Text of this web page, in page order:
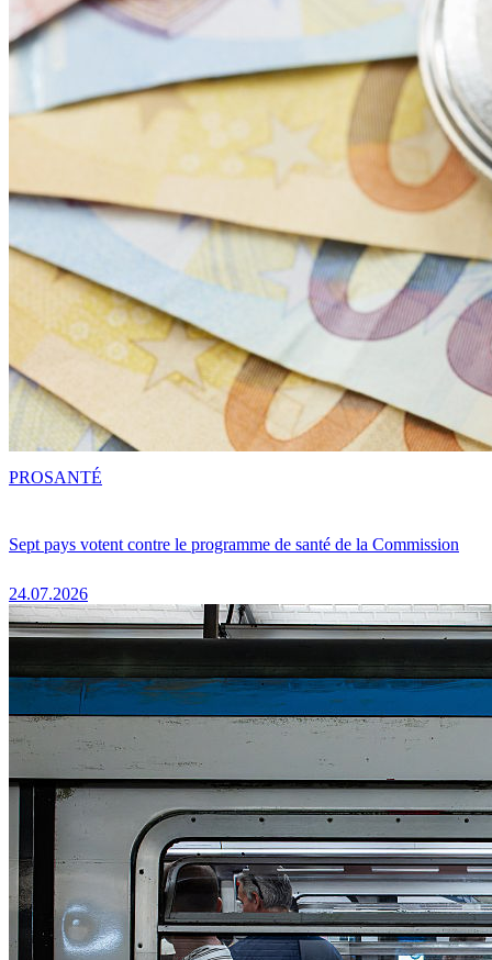
Sept pays votent contre le programme de santé de la Commission
24.07.2026
PROSANTÉ